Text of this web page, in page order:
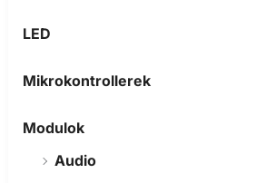
LED
Mikrokontrollerek
Modulok
Audio